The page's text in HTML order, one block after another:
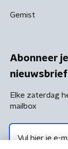
Gemist
Abonneer
nieuwsbrief
Elke zaterdag
mailbox